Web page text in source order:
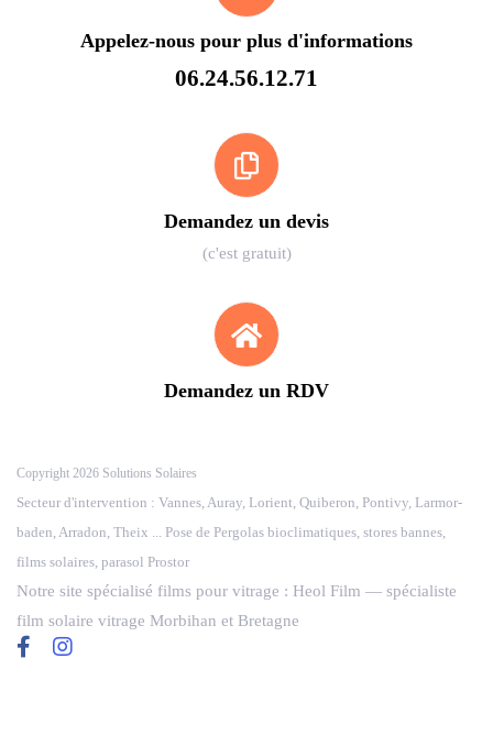
Appelez-nous pour plus d'informations
06.24.56.12.71
Demandez un devis
(c'est gratuit)
Demandez un RDV
Copyright 2026 Solutions Solaires
Secteur d'intervention : Vannes, Auray, Lorient, Quiberon, Pontivy, Larmor-
baden, Arradon, Theix ... Pose de Pergolas bioclimatiques, stores bannes,
films solaires, parasol Prostor
Notre site spécialisé films pour vitrage : Heol Film — spécialiste
film solaire vitrage Morbihan et Bretagne